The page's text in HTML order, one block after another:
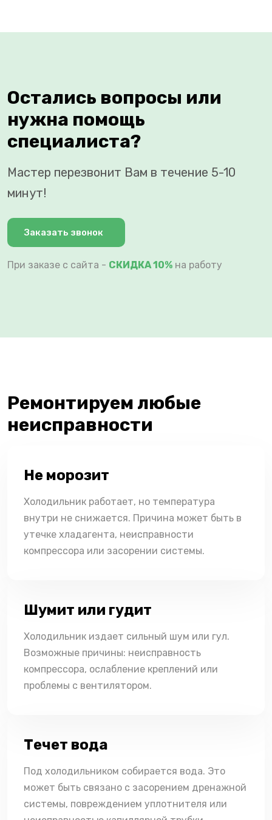
Остались вопросы или
нужна помощь
специалиста?
Мастер перезвонит Вам в течение 5-10
минут!
Заказать звонок
При заказе с сайта - СКИДКА 10% на работу
Ремонтируем любые
неисправности
Не морозит
Холодильник работает, но температура
внутри не снижается. Причина может быть в
утечке хладагента, неисправности
компрессора или засорении системы.
Шумит или гудит
Холодильник издает сильный шум или гул.
Возможные причины: неисправность
компрессора, ослабление креплений или
проблемы с вентилятором.
Течет вода
Под холодильником собирается вода. Это
может быть связано с засорением дренажной
системы, повреждением уплотнителя или